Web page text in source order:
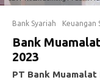
Bank Syariah Keuangan
Bank
2023
PT Bank